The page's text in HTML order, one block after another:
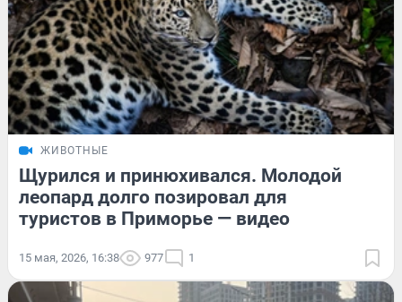
ЖИВОТНЫЕ
Щурился и принюхивался. Молодой
леопард долго позировал для
туристов в Приморье — видео
15 мая, 2026, 16:38 977 1